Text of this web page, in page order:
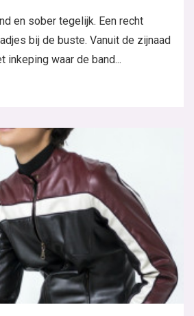
en sober tegelijk. Een recht
bij de buste. Vanuit de zijnaad
inkeping waar de band...